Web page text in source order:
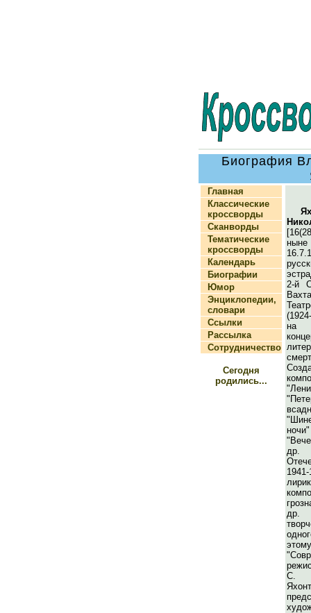
Биография
Главная
Классические
кроссворды
Сканворды
Тематические
кроссворды
Календарь
Биографии
Юмор
Энциклопедии,
словари
Ссылки
Рассылка
Сотрудничество
Сегодня
родились...
2-й
на
др.
др.
С.